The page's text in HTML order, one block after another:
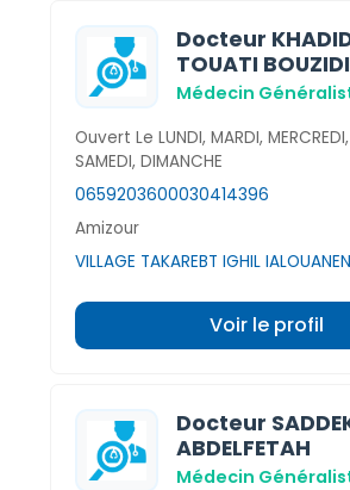
Docteur
TOUATI BOUZIDI
Médecin
Ouvert Le LUNDI, MARDI,
SAMEDI, DIMANCHE
0659203600030414396
Amizour
VILLAGE TAKAREBT IGHIL
Voir le profil
Docteur
ABDELFETAH
Médecin